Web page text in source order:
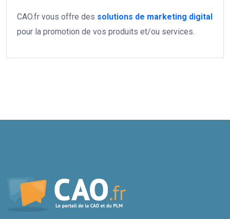
CAO.fr vous offre des solutions de marketing digital
pour la promotion de vos produits et/ou services.